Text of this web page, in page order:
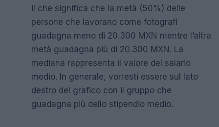
il che significa che la metà (50%) delle
persone che lavorano come fotografi
guadagna meno di 20.300 MXN mentre l’altra
metà guadagna più di 20.300 MXN. La
mediana rappresenta il valore del salario
medio. In generale, vorresti essere sul lato
destro del grafico con il gruppo che
guadagna più dello stipendio medio.